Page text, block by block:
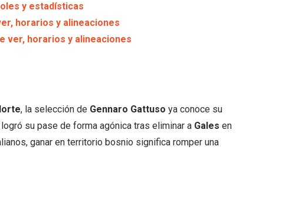
y estadísticas
horarios y alineaciones
ver, horarios y alineaciones
, la selección de Gennaro Gattuso ya conoce su
logró su pase de forma agónica tras eliminar a Gales en
ganar en territorio bosnio significa romper una